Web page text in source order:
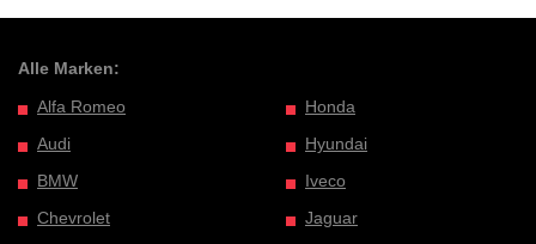
Alle Marken:
Alfa Romeo
Audi
BMW
Chevrolet
Honda
Hyundai
Iveco
Jaguar